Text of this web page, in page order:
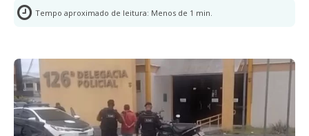
Tempo aproximado de leitura: Menos de 1 min.